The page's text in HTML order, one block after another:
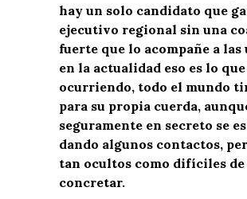
hay un solo candidato que
ejecutivo regional sin una
fuerte que lo acompañe a las
en la actualidad eso es lo
ocurriendo, todo el mundo
para su propia cuerda,
seguramente en secreto se
dando algunos contactos,
tan ocultos como difíciles de
concretar.